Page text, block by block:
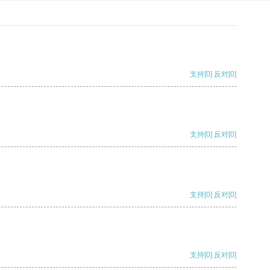
支持[0] 反对[0]
支持[0] 反对[0]
支持[0] 反对[0]
支持[0] 反对[0]